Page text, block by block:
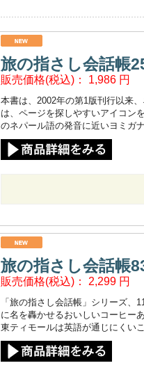
旅の指さし会話帳
販売価格(税込)： 1,986 円
本書は、2002年の第1版刊行以来
は、ページを探しやすいアイコン
のネパール語の発音に近いヨミガ
旅の指さし会話帳
販売価格(税込)： 2,299 円
「旅の指さし会話帳」シリーズ
に名を轟かせるおいしいコーヒー
東ティモールは英語が通じにくい